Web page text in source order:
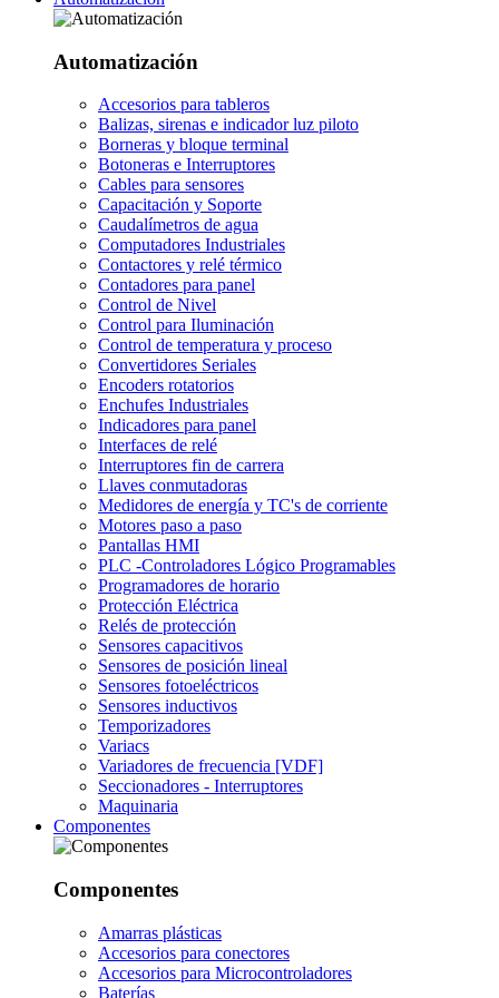
Automatización
Accesorios para tableros
Balizas, sirenas e indicador luz piloto
Borneras y bloque terminal
Botoneras e Interruptores
Cables para sensores
Capacitación y Soporte
Caudalímetros de agua
Computadores Industriales
Contactores y relé térmico
Contadores para panel
Control de Nivel
Control para Iluminación
Control de temperatura y proceso
Convertidores Seriales
Encoders rotatorios
Enchufes Industriales
Indicadores para panel
Interfaces de relé
Interruptores fin de carrera
Llaves conmutadoras
Medidores de energía y TC's de corriente
Motores paso a paso
Pantallas HMI
PLC -Controladores Lógico Programables
Programadores de horario
Protección Eléctrica
Relés de protección
Sensores capacitivos
Sensores de posición lineal
Sensores fotoeléctricos
Sensores inductivos
Temporizadores
Variacs
Variadores de frecuencia [VDF]
Seccionadores - Interruptores
Maquinaria
Componentes
Componentes
Amarras plásticas
Accesorios para conectores
Accesorios para Microcontroladores
Baterías